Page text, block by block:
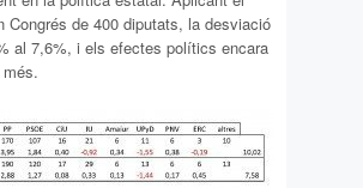
Congrés de 400 diputats, la desviació
al 7,6%, i els efectes polítics encara
més.